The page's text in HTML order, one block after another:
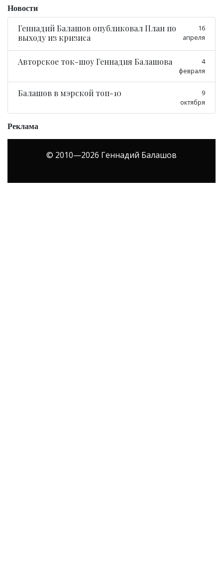
Новости
Геннадий Балашов опубликовал План по
выходу из кризиса
16
апреля
Авторское ток-шоу Геннадия Балашова
4
февраля
Балашов в мэрской топ-10
9
октября
Реклама
© 2010—2026Геннадий Балашов